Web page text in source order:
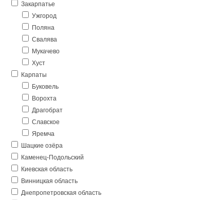
Закарпатье
Ужгород
Поляна
Свалява
Мукачево
Хуст
Карпаты
Буковель
Ворохта
Драгобрат
Славское
Яремча
Шацкие озёра
Каменец-Подольский
Киевская область
Винницкая область
Днепропетровская область